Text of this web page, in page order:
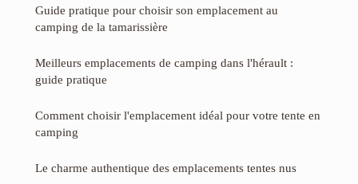
Guide pratique pour choisir son emplacement au
camping de la tamarissière
Meilleurs emplacements de camping dans l'hérault :
guide pratique
Comment choisir l'emplacement idéal pour votre tente en
camping
Le charme authentique des emplacements tentes nus